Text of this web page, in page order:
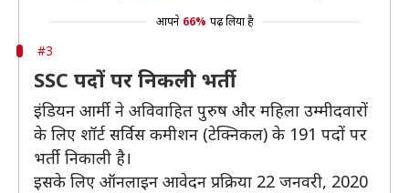
आपने 66% पढ़ लिया है
#3
SSC पदों पर निकली भर्ती
इंडियन आर्मी ने अविवाहित पुरुष और महिला उम्मीदवारों
के लिए शॉर्ट सर्विस कमीशन (टेक्निकल) के 191 पदों पर
भर्ती निकाली है।
इसके लिए ऑनलाइन आवेदन प्रक्रिया 22 जनवरी, 2020